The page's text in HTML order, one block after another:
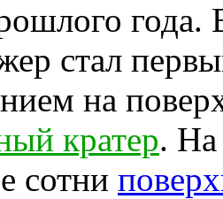
года.
стал
на
кратер. На
сотни